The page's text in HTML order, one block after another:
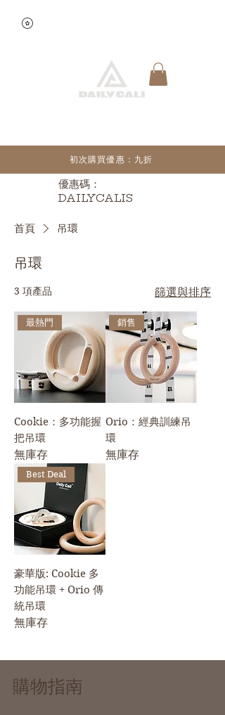
初次購買優惠：九折
優惠碼：
DAILYCALIS
首頁 吊環
吊環
3 項產品 篩選與排序
最熱門
Cookie：多功能握
把吊環
無庫存
銷售
Orio：經典訓練吊
環
無庫存
Best Deal
豪華版: Cookie 多
功能吊環 + Orio 傳
統吊環
無庫存
購物指南